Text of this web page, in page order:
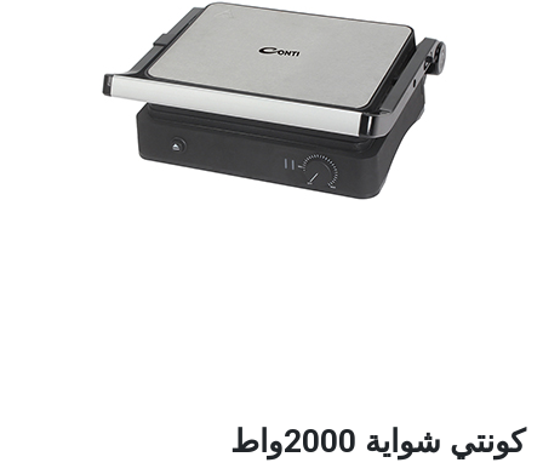
كونتي شواية 2000واط